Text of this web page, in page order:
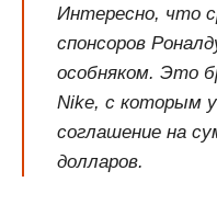
Интересно, что
спонсоров
особняком. Это
Nike, с которым
соглашение на
долларов.